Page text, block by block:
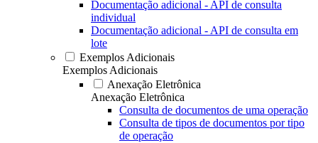
Documentação adicional - API de consulta
individual
Documentação adicional - API de consulta em
lote
Exemplos Adicionais
Exemplos Adicionais
Anexação Eletrônica
Anexação Eletrônica
Consulta de documentos de uma operação
Consulta de tipos de documentos por tipo
de operação